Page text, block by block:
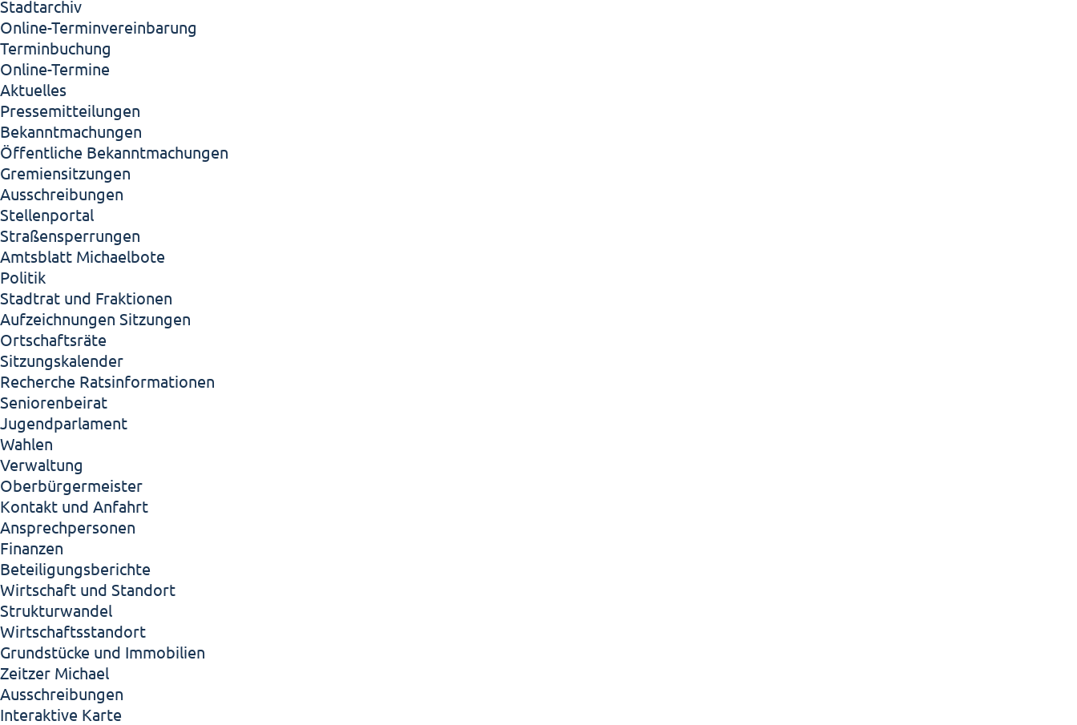
Stadtarchiv
Online-Terminvereinbarung
Terminbuchung
Online-Termine
Aktuelles
Pressemitteilungen
Bekanntmachungen
Öffentliche Bekanntmachungen
Gremiensitzungen
Ausschreibungen
Stellenportal
Straßensperrungen
Amtsblatt Michaelbote
Politik
Stadtrat und Fraktionen
Aufzeichnungen Sitzungen
Ortschaftsräte
Sitzungskalender
Recherche Ratsinformationen
Seniorenbeirat
Jugendparlament
Wahlen
Verwaltung
Oberbürgermeister
Kontakt und Anfahrt
Ansprechpersonen
Finanzen
Beteiligungsberichte
Wirtschaft und Standort
Strukturwandel
Wirtschaftsstandort
Grundstücke und Immobilien
Zeitzer Michael
Ausschreibungen
Interaktive Karte